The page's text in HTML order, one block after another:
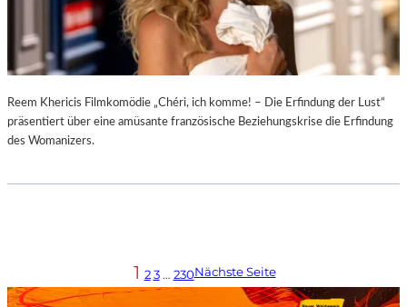
Reem Khericis Filmkomödie „Chéri, ich komme! – Die Erfindung der Lust“
präsentiert über eine amüsante französische Beziehungskrise die Erfindung
des Womanizers.
1 2 3 … 230Nächste Seite